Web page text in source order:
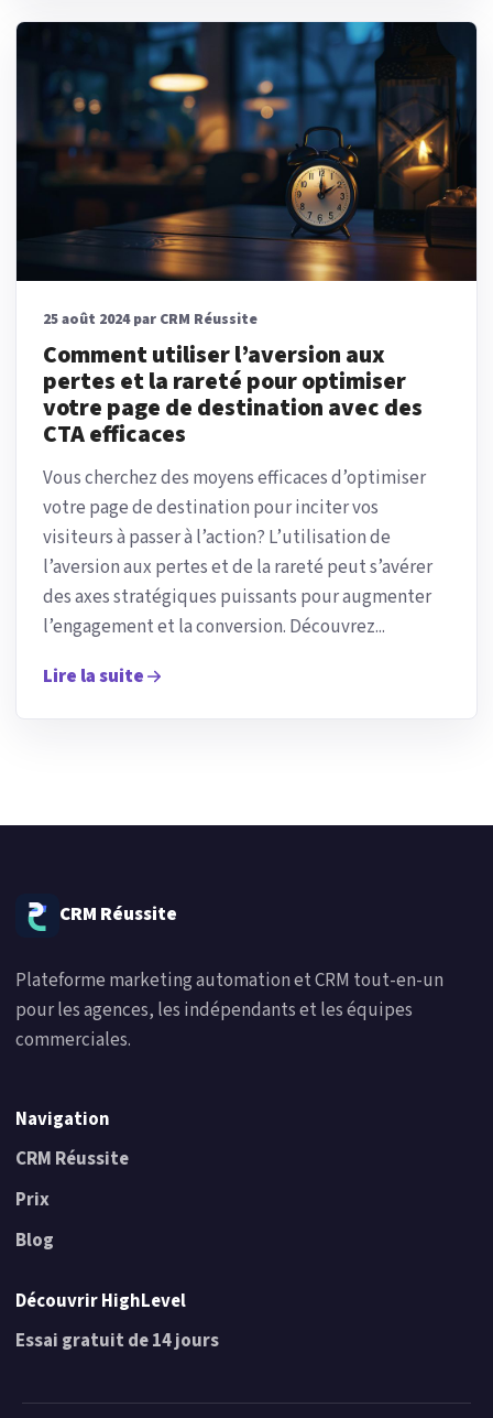
25 août 2024 par CRM Réussite
Comment utiliser l’aversion aux
pertes et la rareté pour optimiser
votre page de destination avec des
CTA efficaces
Vous cherchez des moyens efficaces d’optimiser
votre page de destination pour inciter vos
visiteurs à passer à l’action? L’utilisation de
l’aversion aux pertes et de la rareté peut s’avérer
des axes stratégiques puissants pour augmenter
l’engagement et la conversion. Découvrez...
Lire la suite
CRM Réussite
Plateforme marketing automation et CRM tout-en-un
pour les agences, les indépendants et les équipes
commerciales.
Navigation
CRM Réussite
Prix
Blog
Découvrir HighLevel
Essai gratuit de 14 jours